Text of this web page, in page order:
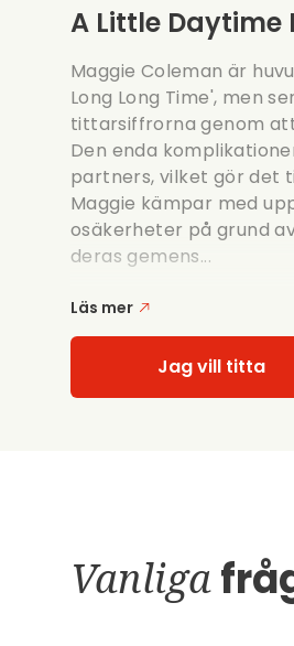
A Little Daytime
Maggie Coleman är
Long Long Time', men
tittarsiffrorna genom
Den enda
partners, vilket gör det
Maggie kämpar med
osäkerheter på grund
deras gemens...
Läs mer
Jag vill titta
Vanliga